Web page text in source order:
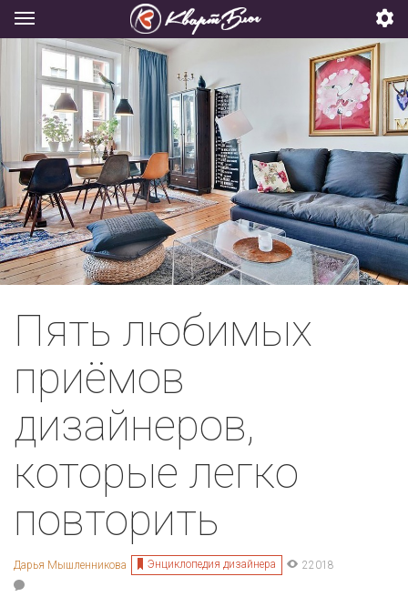
Пять любимых
приёмов
дизайнеров,
которые легко
повторить
Дарья Мышленникова Энциклопедия дизайнера 22018